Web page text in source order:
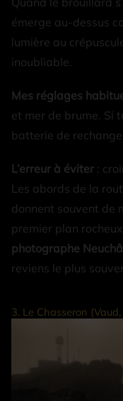
émerge au-dessus
lumière au
inoubliable.
Mes réglages
et mer de brume. Si
batterie de
L’erreur à éviter :
Les abords de la
donnent souvent de
premier plan
photographe
reviens le plus
3. Le Chasseron